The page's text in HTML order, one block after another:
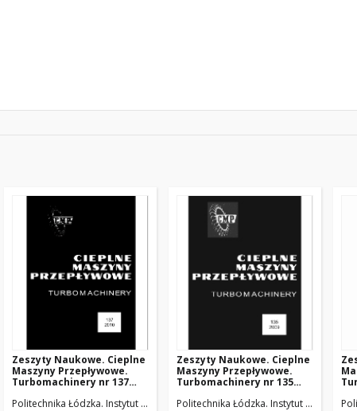
Przepływowych.
Zeszyty Naukowe. Cieplne
Maszyny Przepływowe.
Turbomachinery nr 137
Politechnika Łódzka. Instytut Maszyn Przepływowych.
Zeszyty Naukowe. Cieplne
Maszyny Przepływowe.
Turbomachinery nr 135
Politechnika Łódzka. Instytut Maszyn